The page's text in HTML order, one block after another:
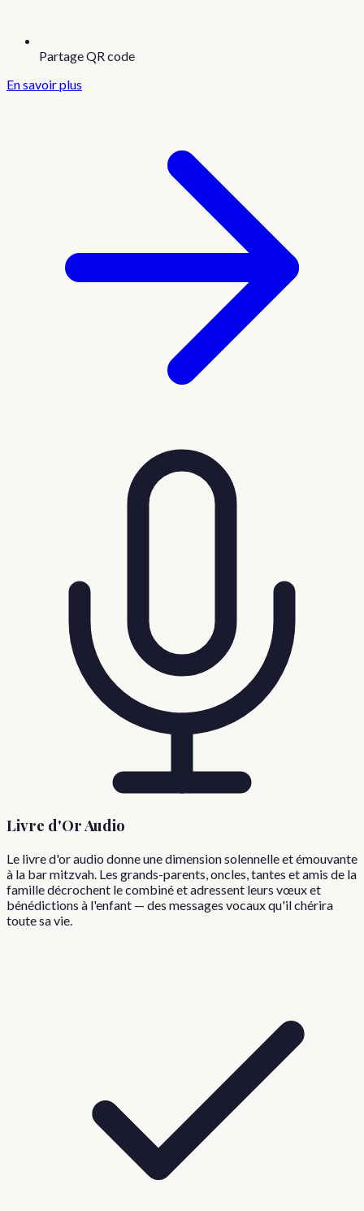
Partage QR code
En savoir plus
Livre d'Or Audio
Le livre d'or audio donne une dimension solennelle et émouvante
à la bar mitzvah. Les grands-parents, oncles, tantes et amis de la
famille décrochent le combiné et adressent leurs vœux et
bénédictions à l'enfant — des messages vocaux qu'il chérira
toute sa vie.